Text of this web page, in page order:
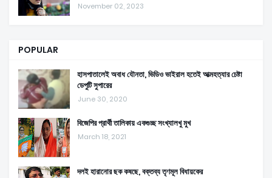
November 02, 2023
POPULAR
হাসপাতালেই অবাধ যৌনতা, ভিডিও ভাইরাল হতেই আত্মহত্যার চেষ্টা
ডেপুটি সুপারের
June 30, 2020
বিজেপির প্রার্থী তালিকায় একগুচ্ছ সংখ্যালখু মুখ
March 18, 2021
দলই হারানোর ছক কষছে, বক্তব্য তৃণমূল বিধায়কের